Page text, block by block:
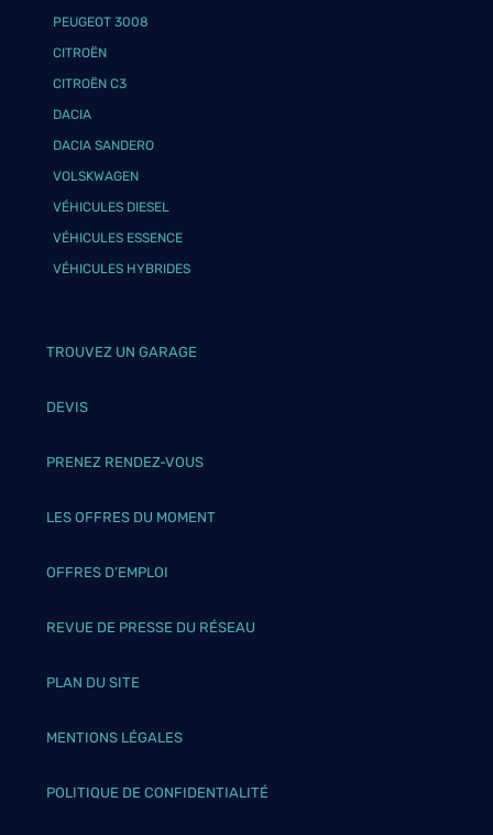
PEUGEOT 3008
CITROËN
CITROËN C3
DACIA
DACIA SANDERO
VOLSKWAGEN
VÉHICULES DIESEL
VÉHICULES ESSENCE
VÉHICULES HYBRIDES
TROUVEZ UN GARAGE
DEVIS
PRENEZ RENDEZ-VOUS
LES OFFRES DU MOMENT
OFFRES D’EMPLOI
REVUE DE PRESSE DU RÉSEAU
PLAN DU SITE
MENTIONS LÉGALES
POLITIQUE DE CONFIDENTIALITÉ